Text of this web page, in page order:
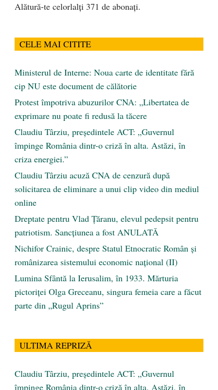
Alătură-te celorlalți 371 de abonați.
CELE MAI CITITE
Ministerul de Interne: Noua carte de identitate fără
cip NU este document de călătorie
Protest împotriva abuzurilor CNA: „Libertatea de
exprimare nu poate fi redusă la tăcere
Claudiu Târziu, președintele ACT: „Guvernul
împinge România dintr-o criză în alta. Astăzi, în
criza energiei.”
Claudiu Târziu acuză CNA de cenzură după
solicitarea de eliminare a unui clip video din mediul
online
Dreptate pentru Vlad Țăranu, elevul pedepsit pentru
patriotism. Sancțiunea a fost ANULATĂ
Nichifor Crainic, despre Statul Etnocratic Român şi
românizarea sistemului economic naţional (II)
Lumina Sfântă la Ierusalim, în 1933. Mărturia
pictoriței Olga Greceanu, singura femeia care a făcut
parte din „Rugul Aprins”
ULTIMA REPRIZĂ
Claudiu Târziu, președintele ACT: „Guvernul
împinge România dintr-o criză în alta. Astăzi, în